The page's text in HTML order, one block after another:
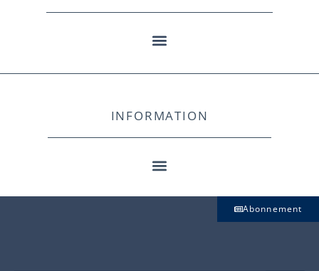
INFORMATION
Abonnement